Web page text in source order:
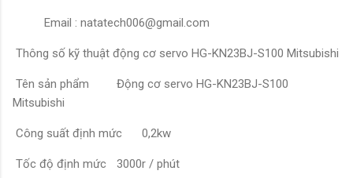
Email : natatech006@gmail.com
Thông số kỹ thuật động cơ servo HG-KN23BJ-S100 Mitsubishi
Tên sản phẩm
Động cơ servo HG-KN23BJ-S100
Mitsubishi
Công suất định mức 0,2kw
Tốc độ định mức 3000r / phút